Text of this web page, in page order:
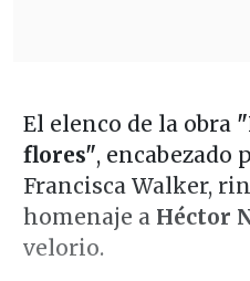
El elenco de la obra
flores", encabezado
Francisca Walker,
homenaje a Héctor
velorio.